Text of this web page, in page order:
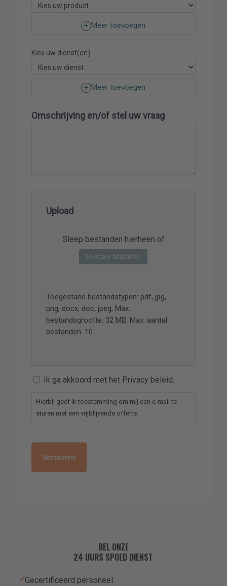
Meer toevoegen
Kies uw dienst(en)
Meer toevoegen
Omschrijving en/of stel uw vraag
Upload
Sleep bestanden hierheen of
Selecteer bestanden
Toegestane bestandstypen: pdf, jpg,
png, docx, doc, jpeg, Max.
bestandsgrootte: 32 MB, Max. aantal
bestanden: 10.
Ik ga akkoord met het Privacy beleid.
Hierbij geef ik toestemming om mij een e-mail te
sturen met een vrijblijvende offerte.
BEL ONZE
24 UURS SPOED DIENST
Gecertificeerd personeel